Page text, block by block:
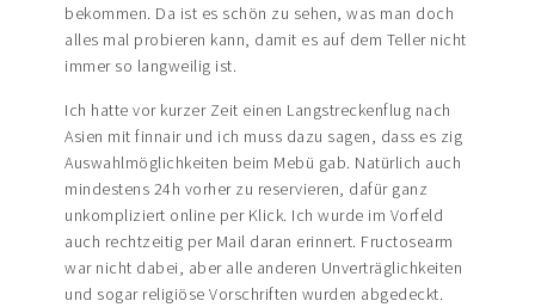
bekommen. Da ist es schön zu sehen, was man doch
alles mal probieren kann, damit es auf dem Teller nicht
immer so langweilig ist.
Ich hatte vor kurzer Zeit einen Langstreckenflug nach
Asien mit finnair und ich muss dazu sagen, dass es zig
Auswahlmöglichkeiten beim Mebü gab. Natürlich auch
mindestens 24h vorher zu reservieren, dafür ganz
unkompliziert online per Klick. Ich wurde im Vorfeld
auch rechtzeitig per Mail daran erinnert. Fructosearm
war nicht dabei, aber alle anderen Unverträglichkeiten
und sogar religiöse Vorschriften wurden abgedeckt.